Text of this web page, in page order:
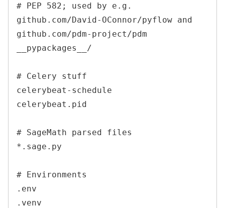
# PEP 582; used by e.g.
github.com/David-OConnor/pyflow and
github.com/pdm-project/pdm
__pypackages__/
# Celery stuff
celerybeat-schedule
celerybeat.pid
# SageMath parsed files
*.sage.py
# Environments
.env
.venv